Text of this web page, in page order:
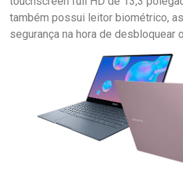
também possui leitor biométrico,
segurança na hora de desbloquear